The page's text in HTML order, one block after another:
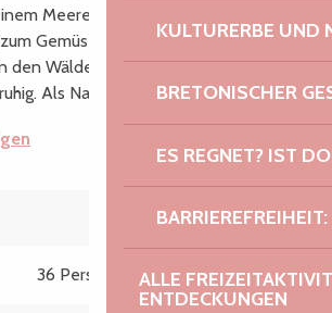
KULTURERBE UND
BRETONISCHER
ES REGNET? IST
ALLE
ENTDECKUNGEN
Meeresarm begrenzt wird. In der
Gemüsegarten, Tischtennis,
den Wäldern des Gutshofes. Familie,
Als Natura 2000 klassifiziertes...
36 Person(en)